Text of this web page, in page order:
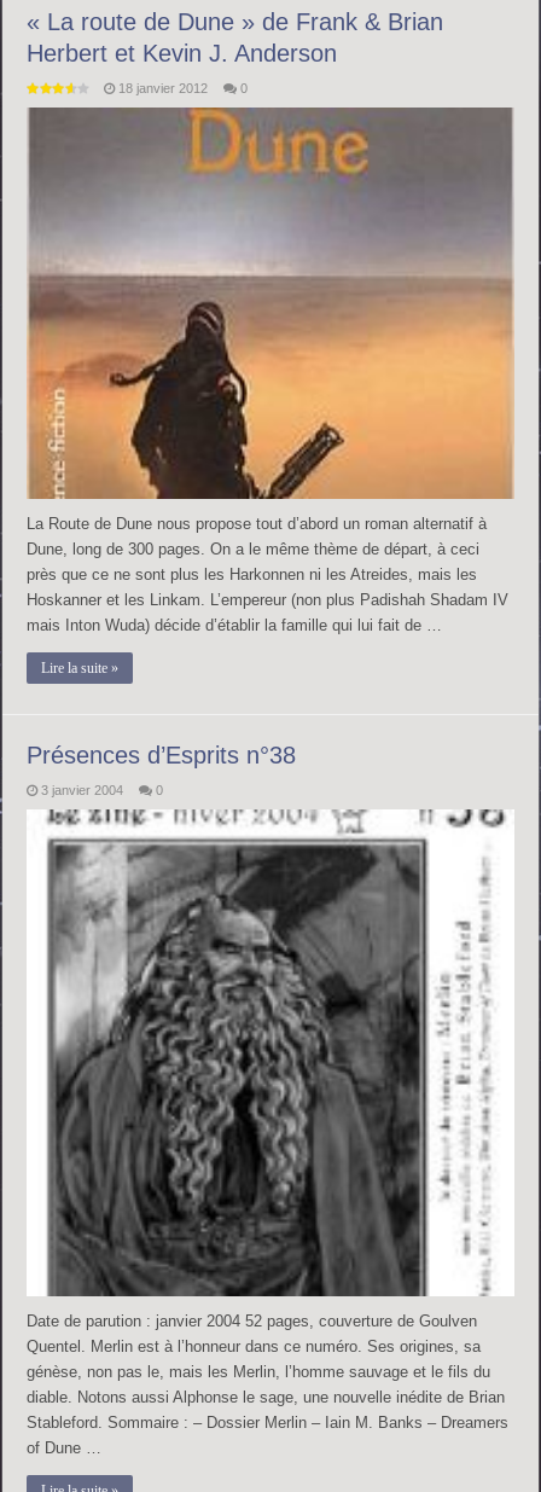
« La route de Dune » de Frank & Brian
Herbert et Kevin J. Anderson
18 janvier 2012 0
La Route de Dune nous propose tout d’abord un roman alternatif à
Dune, long de 300 pages. On a le même thème de départ, à ceci
près que ce ne sont plus les Harkonnen ni les Atreides, mais les
Hoskanner et les Linkam. L’empereur (non plus Padishah Shadam IV
mais Inton Wuda) décide d’établir la famille qui lui fait de …
Lire la suite »
Présences d’Esprits n°38
3 janvier 2004 0
Date de parution : janvier 2004 52 pages, couverture de Goulven
Quentel. Merlin est à l’honneur dans ce numéro. Ses origines, sa
génèse, non pas le, mais les Merlin, l’homme sauvage et le fils du
diable. Notons aussi Alphonse le sage, une nouvelle inédite de Brian
Stableford. Sommaire : – Dossier Merlin – Iain M. Banks – Dreamers
of Dune …